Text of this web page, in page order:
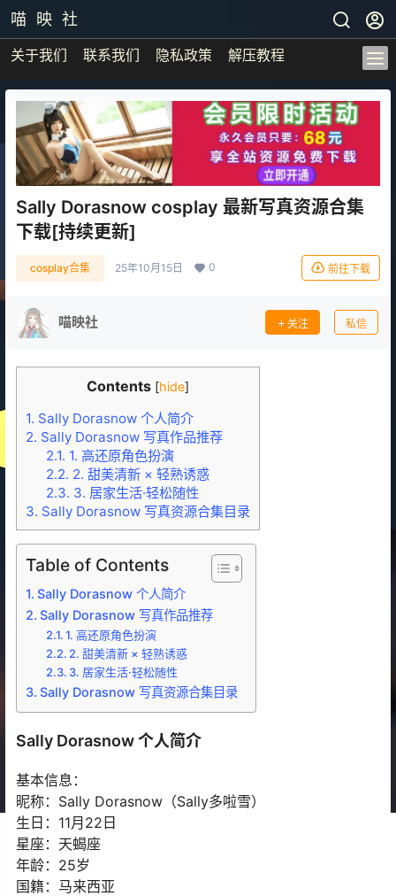
喵 映 社
关于我们 联系我们 隐私政策 解压教程
Sally Dorasnow cosplay 最新写真资源合集
下载[持续更新]
cosplay合集 25年10月15日 0 前往下载
喵映社 关注 私信
Contents [hide]
1. Sally Dorasnow 个人简介
2. Sally Dorasnow 写真作品推荐
2.1. 1. 高还原角色扮演
2.2. 2. 甜美清新 × 轻熟诱惑
2.3. 3. 居家生活·轻松随性
3. Sally Dorasnow 写真资源合集目录
Table of Contents
Sally Dorasnow 个人简介
Sally Dorasnow 写真作品推荐
1. 高还原角色扮演
2. 甜美清新 × 轻熟诱惑
3. 居家生活·轻松随性
Sally Dorasnow 写真资源合集目录
Sally Dorasnow 个人简介
基本信息：
昵称：Sally Dorasnow（Sally多啦雪）
生日：11月22日
星座：天蝎座
年龄：25岁
国籍：马来西亚